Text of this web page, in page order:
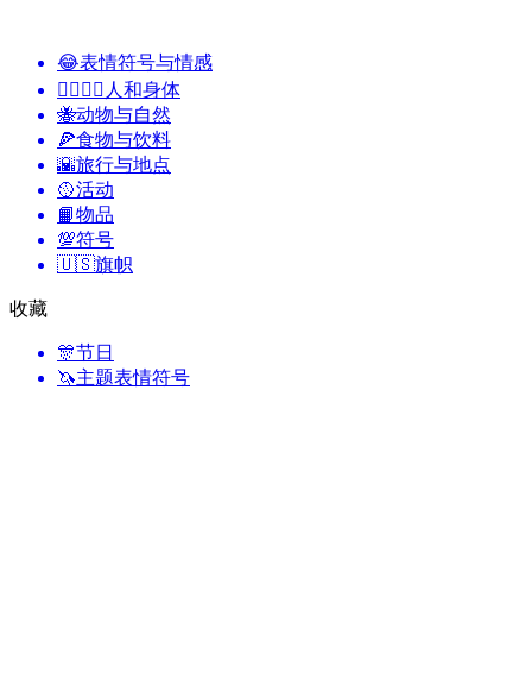
😂表情符号与情感
👩‍❤️‍💋‍👨 人和身体
🐝动物与自然
🍕食物与饮料
🌇旅行与地点
🥎活动
📙物品
💯符号
🇺🇸旗帜
收藏
🎊节日
🦄主题表情符号